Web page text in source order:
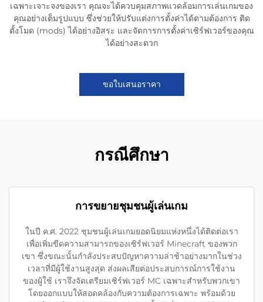
เฉพาะเจาะจงของเรา คุณจะได้ควบคุมสภาพแวดล้อมการเล่นเกมของ
คุณอย่างเต็มรูปแบบ ซึ่งช่วยให้ปรับแต่งการตั้งค่าได้ตามต้องการ ติด
ตั้งโมด (mods) ได้อย่างอิสระ และจัดการการตั้งค่าเซิร์ฟเวอร์ของคุณ
ได้อย่างสะดวก
ขอใบเสนอราคา
กรณีศึกษา
การขยายชุมชนผู้เล่นเกม
ในปี ค.ศ. 2022 ชุมชนผู้เล่นเกมยอดนิยมแห่งหนึ่งได้ติดต่อเรา
เพื่อเพิ่มขีดความสามารถของเซิร์ฟเวอร์ Minecraft ของพวก
เขา ซึ่งขณะนั้นกำลังประสบปัญหาความล่าช้าอย่างมากในช่วง
เวลาที่มีผู้ใช้งานสูงสุด ส่งผลเสียต่อประสบการณ์การใช้งาน
ของผู้ใช้ เราจึงจัดเตรียมเซิร์ฟเวอร์ MC เฉพาะสำหรับพวกเขา
โดยออกแบบให้สอดคล้องกับความต้องการเฉพาะ พร้อมด้วย